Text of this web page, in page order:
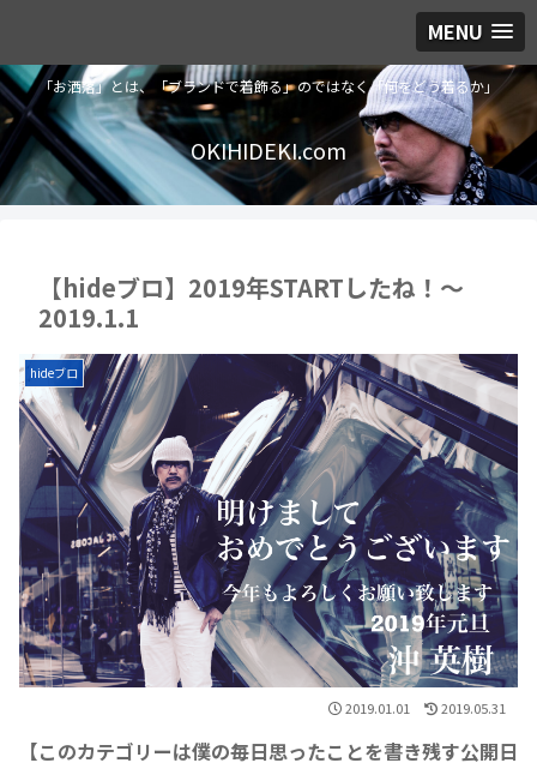
MENU
「お洒落」とは、「ブランドで着飾る」のではなく「何をどう着るか」
OKIHIDEKI.com
【hideブロ】2019年STARTしたね！〜
2019.1.1
hideブロ
2019.01.01 2019.05.31
【このカテゴリーは僕の毎日思ったことを書き残す公開日